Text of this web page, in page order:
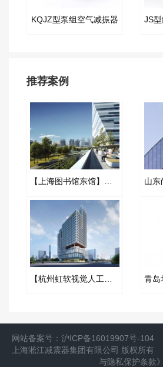
KQJZ型泵组空气减振器
推荐案例
【上海图书馆东馆】空调与通风减振器合同项目
【杭州虹软视觉人工智能产业化基地】波纹补偿器合同
网站备案号： 沪ICP备16019907号-104
上海淞江减震器集团有限公司 版权所有
与隐私保护条款》